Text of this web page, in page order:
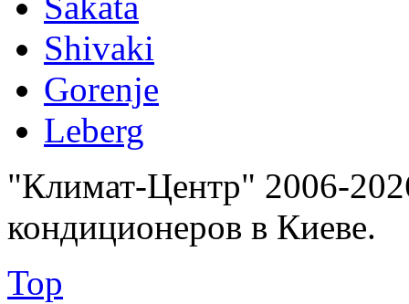
Shivaki
Gorenje
Leberg
"Климат-Центр" 2006-
кондиционеров в Киеве.
Top